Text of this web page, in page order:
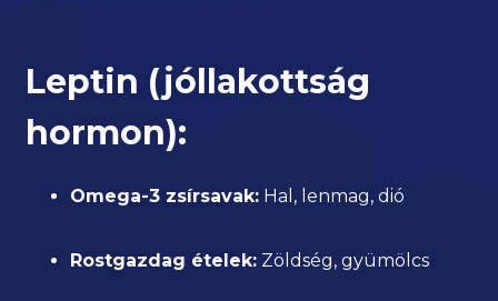
Leptin (jóllakottság
hormon):
Omega-3 zsírsavak: Hal, lenmag, dió
Rostgazdag ételek: Zöldség, gyümölcs